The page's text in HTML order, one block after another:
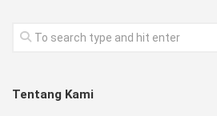
Tentang Kami